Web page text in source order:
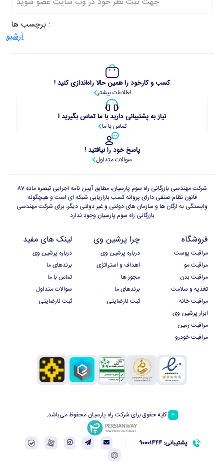
برچسب ها :
آرشیو
کسب و کارخود را همین حالا راه‌اندازی کنید !
اطلاعات بیشتر
نیاز به پشتیبانی دارید با ما تماس بگیرید !
تماس با ما
پاسخ خود را نیافتید !
سوالات متداول
شرکت مهندسی بازرگانی راه سوم پارسیان، مطابق آیین نامه اجرایی تبصره ماده 87
قانون نظام صنفی دارای پروانه کسب بازاریابی شبکه ای است و هیچگونه
وابستگی به ارگان ها و سازمان های دولتی و غیر دولتی دیگر، برای شرکت مهندسی
بازرگانی راه سوم پارسیان وجود ندارد
فروشگاه
مراقبت پوست
مراقبت مو
مراقبت بدن
تغذیه و سلامت
مراقبت خانه
ابزار پرشین وی
مراقبت زمین
مراقبت خودرو
چرا پرشین وی
درباره پرشین وی
اهداف و استراتژی
مجوز ها
برندهای ما
ثبت نارضایتی
لینک های مفید
درباره پرشین وی
برندهای ما
تماس با ما
سوالات متداول
ثبت نارضایتی
کلیه حقوق برای شرکت راه پارسیان محفوظ می‌باشد.
پشتیبانی: ۹۰۰۰۱۴۴۴